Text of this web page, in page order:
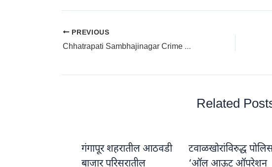
PREVIOUS
Chhatrapati Sambhajinagar Crime News: घरफोडी करणारा आरोपी वाळूज पोलिसांनी केला जेरबंद
Related
गंगापूर शहरातील आठवडी
बाजार परिसरातील
टवाळखोरांविरुद्ध
‘ऑल आऊट ऑपरेशन